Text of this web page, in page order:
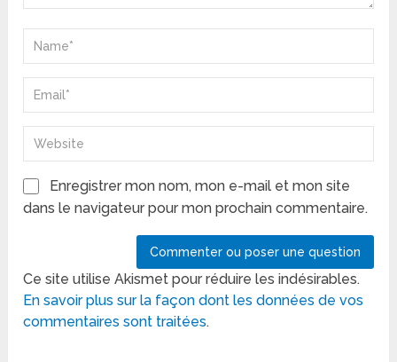
Enregistrer mon nom, mon e-mail et mon site
dans le navigateur pour mon prochain commentaire.
Ce site utilise Akismet pour réduire les indésirables.
En savoir plus sur la façon dont les données de vos
commentaires sont traitées.